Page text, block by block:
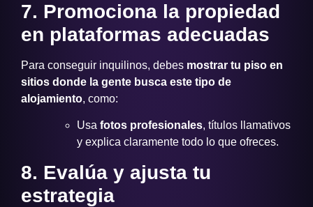
7. Promociona la propiedad
en plataformas adecuadas
Para conseguir inquilinos, debes mostrar tu piso en
sitios donde la gente busca este tipo de
alojamiento, como:
Usa fotos profesionales, títulos llamativos
y explica claramente todo lo que ofreces.
8. Evalúa y ajusta tu
estrategia